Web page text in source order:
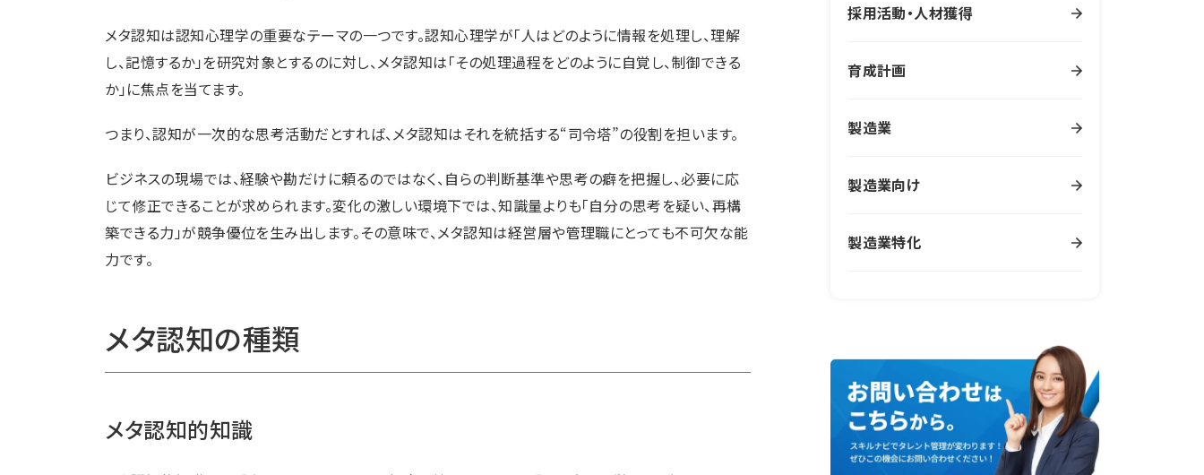
メタ認知は認知心理学の重要なテーマの一つです。認知心理学が「人はどのように情報を処理し、理解
し、記憶するか」を研究対象とするのに対し、メタ認知は「その処理過程をどのように自覚し、制御できる
か」に焦点を当てます。
つまり、認知が一次的な思考活動だとすれば、メタ認知はそれを統括する“司令塔”の役割を担います。
ビジネスの現場では、経験や勘だけに頼るのではなく、自らの判断基準や思考の癖を把握し、必要に応
じて修正できることが求められます。変化の激しい環境下では、知識量よりも「自分の思考を疑い、再構
築できる力」が競争優位を生み出します。その意味で、メタ認知は経営層や管理職にとっても不可欠な能
力です。
メタ認知の種類
メタ認知的知識
採用活動・人材獲得
育成計画
製造業
製造業向け
製造業特化